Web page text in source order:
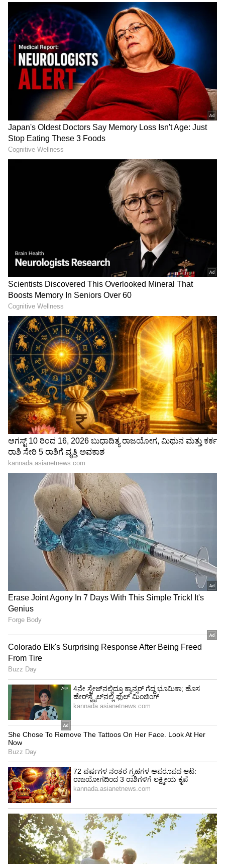
Image Credit : AI Meta
ಗಂಡನನ್ನು ಸಂತೋಷವಾಗಿಡುವುದು ಮತ್ತು ಅವನ
ಹೃದಯ ಗೆಲ್ಲುವುದು ಹೇಗೆ?
ಮದುವೆಯ ನಂತರ, ಪ್ರತಿಯೊಬ್ಬ ಮಹಿಳೆಯೂ ತನ್ನ ಮತ್ತು
ಗಂಡನ ನಡುವಿನ ಬಲವಾದ ಸಂಬಂಧವನ್ನು ಬಯಸುತ್ತಾಳೆ.
ಆದ್ದರಿಂದ, ಹುಡುಗಿಯರು ತಮ್ಮ ಗಂಡನ ಇಷ್ಟಾನಿಷ್ಟಗಳನ್ನು
ಅರ್ಥಮಾಡಿಕೊಳ್ಳುವುದು ಹೇಗೆ, ಅವನ ಹೃದಯದಲ್ಲಿ ವಿಶೇಷ
ಸ್ಥಾನವನ್ನು ಹೇಗೆ ಪಡೆಯುವುದು ಮತ್ತು ತಮ್ಮ ಸಂಬಂಧದಲ್ಲಿ
ಪ್ರೀತಿ ಮತ್ತು ರೊಮ್ಯಾನ್ಸ್ ಹೇಗೆ ಕಾಪಾಡಿಕೊಳ್ಳುವುದು
ಎಂಬುದರ ಕುರಿತು ಸಲಹೆಗಳಿಗಾಗಿ Google ಸರ್ಚ್
ಮಾಡುತ್ತಾರೆ.
Related Articles
Relationship Cheating: ಹಳೆಯ ಅಫೇರ್,
ಅಬಾರ್ಷನ್ ಸತ್ಯ ಬಾಯ್ಬಿಟ್ಟಿದ್ದ ಗಂಡ ಅದಕ್ಕೂ
ಮಿಗಿಲಾದ ಡೇಂಜರಸ್ ಸತ್ಯ ಮುಚ್ಚಿಟ್ಟಿದ್ದ!
Relationship Tips: ಮ್ಯಾರೇಜ್ ಲೈಫ್ ಬೋರ್
ಆಗಬಾರ್ದಾ? ಹಾಗಿದ್ರೆ ಪ್ರತಿ ಜೋಡಿ ಈ 5 ಕೆಲಸ
3
7
Image Credit :
ಗಂಡ ತಮ್ಮ ಮಾತನ್ನು ಕೇಳುವಂತೆ ಮಾಡುವುದು ಹೇಗೆ?
ಪ್ರತಿಯೊಬ್ಬ ಹೆಂಡತಿಯೂ ಸಂಬಂಧದಲ್ಲಿ ಸ್ವಲ್ಪ ಅಧಿಕಾರವನ್ನು
ಪಡೆಯಲು ಇಷ್ಟಪಡುತ್ತಾರೆ. ಆದ್ದರಿಂದ, ಮಹಿಳೆಯರು ತಮ್ಮ
ಗಂಡಂದಿರು ಯಾವುದೇ ಜಗಳ ಅಥವಾ ವಾದಗಳಿಲ್ಲದೆ
ತಮ್ಮೊಂದಿಗೆ ಪ್ರೀತಿಯಿಂದ ಇರುವಂತೆ ಮಾಡಲು ಬುದ್ಧಿವಂತ
ತಂತ್ರಗಳು ಮತ್ತು ವಿಧಾನಗಳಿಗಾಗಿ ಗೂಗಲ್ ಸರ್ಚ್
ಮಾಡುತ್ತಾರೆ.